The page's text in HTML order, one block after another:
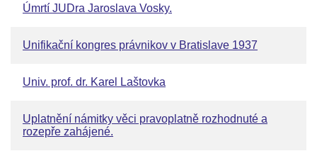
Úmrtí JUDra Jaroslava Vosky.
Unifikační kongres právnikov v Bratislave 1937
Univ. prof. dr. Karel Laštovka
Uplatnění námitky věci pravoplatně rozhodnuté a
rozepře zahájené.